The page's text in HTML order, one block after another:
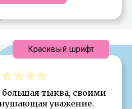
тыква, своими
уважение.
Красивый шрифт